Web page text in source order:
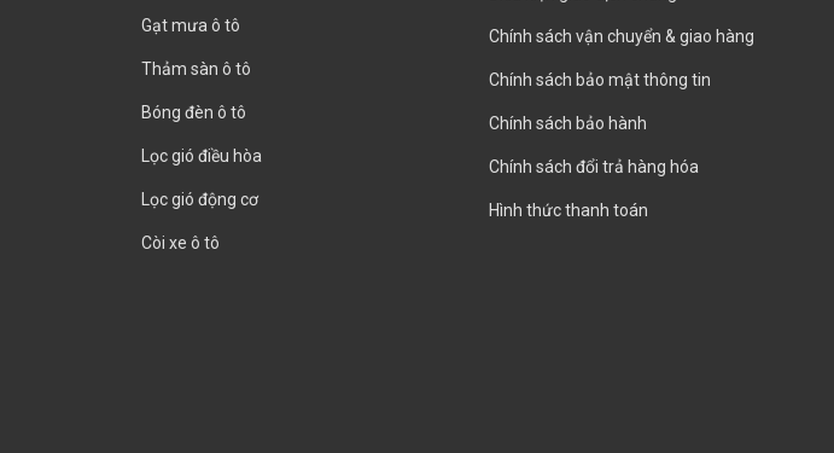
Gạt mưa ô tô
Thảm sàn ô tô
Bóng đèn ô tô
Lọc gió điều hòa
Lọc gió động cơ
Còi xe ô tô
Chính sách vận chuyển & giao hàng
Chính sách bảo mật thông tin
Chính sách bảo hành
Chính sách đổi trả hàng hóa
Hình thức thanh toán